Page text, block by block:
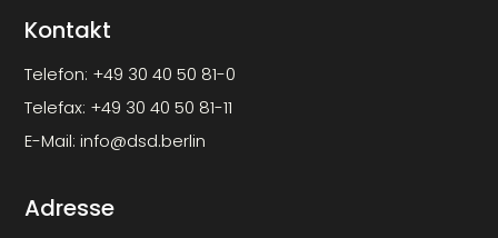
Kontakt
Telefon: +49 30 40 50 81-0
Telefax: +49 30 40 50 81-11
E-Mail:info@dsd.berlin
Adresse